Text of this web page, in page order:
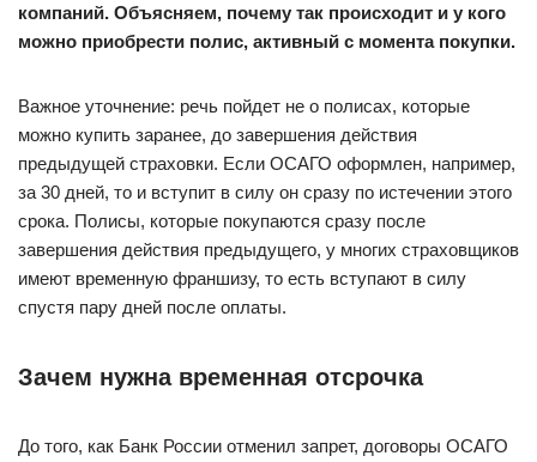
компаний. Объясняем, почему так происходит и у кого
можно приобрести полис, активный с момента покупки.
Важное уточнение: речь пойдет не о полисах, которые
можно купить заранее, до завершения действия
предыдущей страховки. Если ОСАГО оформлен, например,
за 30 дней, то и вступит в силу он сразу по истечении этого
срока. Полисы, которые покупаются сразу после
завершения действия предыдущего, у многих страховщиков
имеют временную франшизу, то есть вступают в силу
спустя пару дней после оплаты.
Зачем нужна временная отсрочка
До того, как Банк России отменил запрет, договоры ОСАГО